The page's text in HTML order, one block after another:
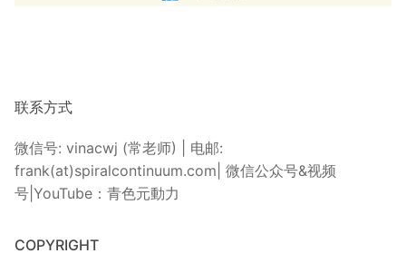
联系方式
微信号: vinacwj (常老师) | 电邮:
frank(at)spiralcontinuum.com| 微信公众号&视频
号|YouTube：青色元動力
COPYRIGHT